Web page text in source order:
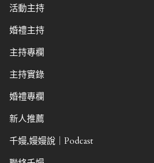
活動主持
婚禮主持
主持專欄
主持實錄
婚禮專欄
新人推薦
千嫚,嫚嫚說｜Podcast